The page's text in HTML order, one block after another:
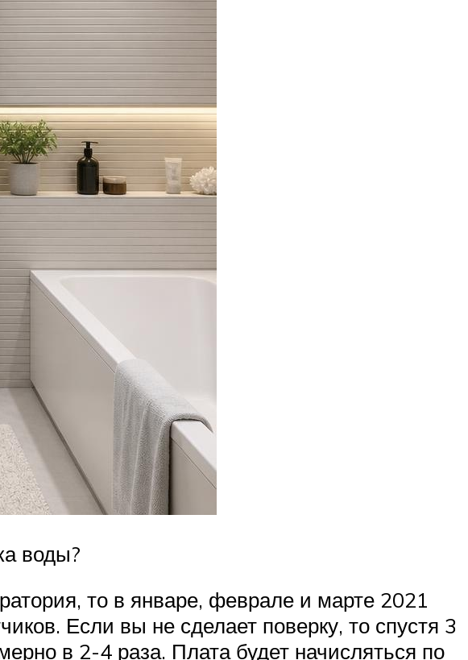
воды?
то в январе, феврале и марте 2021
Если вы не сделает поверку, то спустя 3
в 2-4 раза. Плата будет начисляться по